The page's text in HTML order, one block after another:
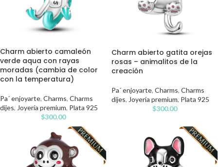
Charm abierto camaleón
verde aqua con rayas
moradas (cambia de color
con la temperatura)
Pa´ enjoyarte, Charms, Charms
dijes, Joyería premium, Plata 925
$300.00
Charm abierto gatita orejas
rosas – animalitos de la
creación
Pa´ enjoyarte, Charms, Charms
dijes, Joyería premium, Plata 925
$300.00